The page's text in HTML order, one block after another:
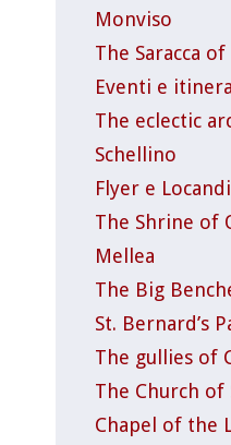
Monviso
The Saracca
Eventi e
The eclectic
Schellino
Flyer e
The Shrine of
Mellea
The Big
St. Bernard’s
The gullies of
The Church of
Chapel of the